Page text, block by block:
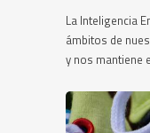
La Inteligencia
ámbitos de
y nos mantiene